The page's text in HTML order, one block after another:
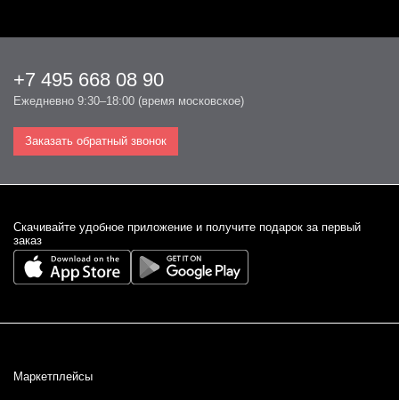
+7 495 668 08 90
Ежедневно 9:30–18:00 (время московское)
Заказать обратный звонок
Cкачивайте удобное приложение и получите подарок за первый
заказ
Маркетплейсы